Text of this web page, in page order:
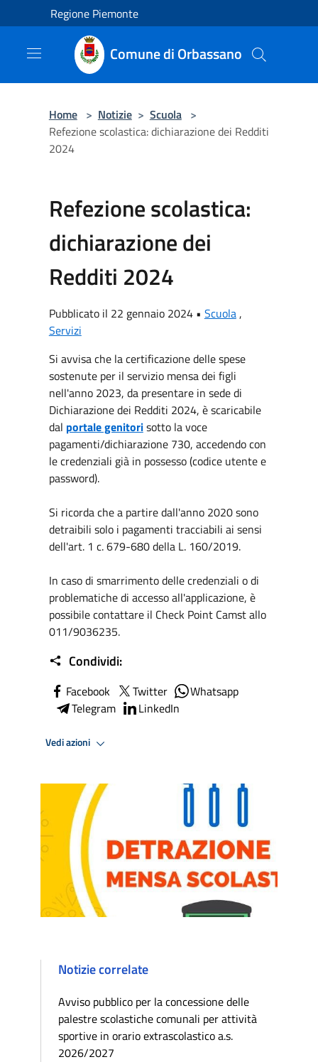
Salta al contenuto principale
Regione Piemonte
Comune di Orbassano
Home > Notizie > Scuola >
Refezione scolastica: dichiarazione dei Redditi
2024
Refezione scolastica:
dichiarazione dei
Redditi 2024
Pubblicato il 22 gennaio 2024 • Scuola,
Servizi
Si avvisa che la certificazione delle spese
sostenute per il servizio mensa dei figli
nell'anno 2023, da presentare in sede di
Dichiarazione dei Redditi 2024, è scaricabile
dal portale genitorisotto la voce
pagamenti/dichiarazione 730, accedendo con
le credenziali già in possesso (codice utente e
password).
Si ricorda che a partire dall'anno 2020 sono
detraibili solo i pagamenti tracciabili ai sensi
dell'art. 1 c. 679-680 della L. 160/2019.
In caso di smarrimento delle credenziali o di
problematiche di accesso all'applicazione, è
possibile contattare il Check Point Camst allo
011/9036235.
Condividi:
Facebook Twitter
Whatsapp
Telegram
LinkedIn
Vedi azioni
Notizie correlate
Avviso pubblico per la concessione delle
palestre scolastiche comunali per attività
sportive in orario extrascolastico a.s.
2026/2027